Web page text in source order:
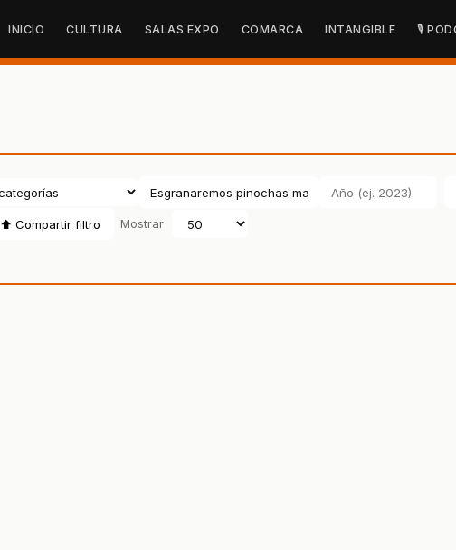
INICIO CULTURA SALAS EXPO COMARCA INTANGIBLE 🎙
⬆ Compartir filtro Mostrar